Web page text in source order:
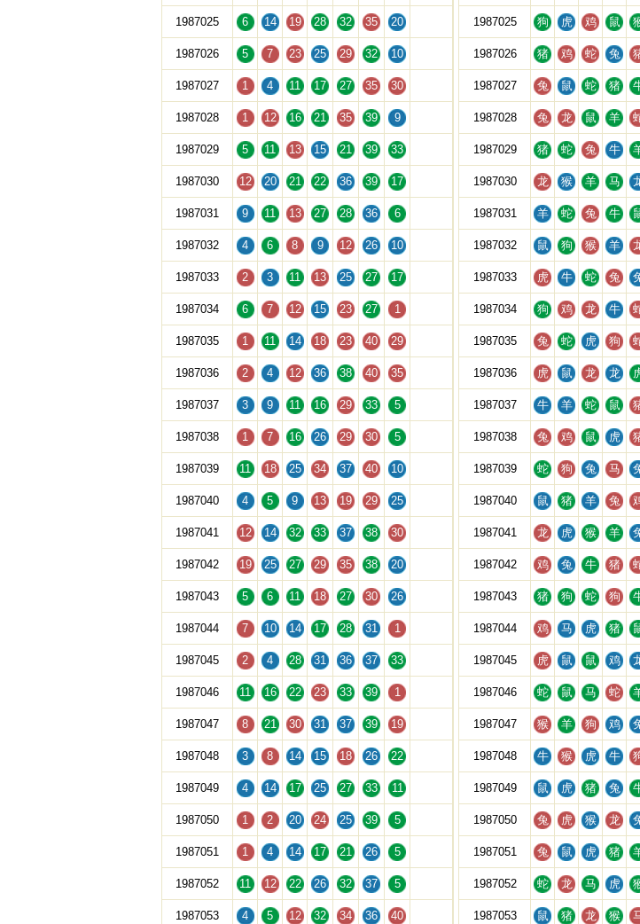
1987025 6 14 19 28 32 35 20
1987026 5 7 23 25 29 32 10
1987027 1 4 11 17 27 35 30
1987028 1 12 16 21 35 39 9
1987029 5 11 13 15 21 39 33
1987030 12 20 21 22 36 39 17
1987031 9 11 13 27 28 36 6
1987032 4 6 8 9 12 26 10
1987033 2 3 11 13 25 27 17
1987034 6 7 12 15 23 27 1
1987035 1 11 14 18 23 40 29
1987036 2 4 12 36 38 40 35
1987037 3 9 11 16 29 33 5
1987038 1 7 16 26 29 30 5
1987039 11 18 25 34 37 40 10
1987040 4 5 9 13 19 29 25
1987041 12 14 32 33 37 38 30
1987042 19 25 27 29 35 38 20
1987043 5 6 11 18 27 30 26
1987044 7 10 14 17 28 31 1
1987045 2 4 28 31 36 37 33
1987046 11 16 22 23 33 39 1
1987047 8 21 30 31 37 39 19
1987048 3 8 14 15 18 26 22
1987049 4 14 17 25 27 33 11
1987050 1 2 20 24 25 39 5
1987051 1 4 14 17 21 26 5
1987052 11 12 22 26 32 37 5
1987053 4 5 12 32 34 36 40
1987025 狗 虎 鸡 鼠
1987026 猪 鸡 蛇 兔
1987027 兔 鼠 蛇 猪
1987028 兔 龙 鼠 羊
1987029 猪 蛇 兔 牛
1987030 龙 猴 羊 马
1987031 羊 蛇 兔 牛
1987032 鼠 狗 猴 羊
1987033 虎 牛 蛇 兔
1987034 狗 鸡 龙 牛
1987035 兔 蛇 虎 狗
1987036 虎 鼠 龙 龙
1987037 牛 羊 蛇 鼠
1987038 兔 鸡 鼠 虎
1987039 蛇 狗 兔 马
1987040 鼠 猪 羊 兔
1987041 龙 虎 猴 羊
1987042 鸡 兔 牛 猪
1987043 猪 狗 蛇 狗
1987044 鸡 马 虎 猪
1987045 虎 鼠 鼠 鸡
1987046 蛇 鼠 马 蛇
1987047 猴 羊 狗 鸡
1987048 牛 猴 虎 牛
1987049 鼠 虎 猪 兔
1987050 兔 虎 猴 龙
1987051 兔 鼠 虎 猪
1987052 蛇 龙 马 虎
1987053 鼠 猪 龙 猴